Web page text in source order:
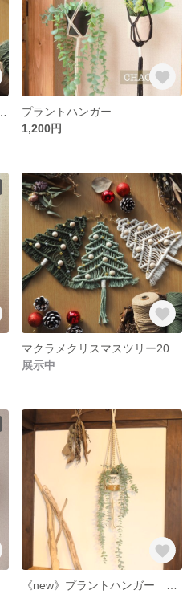
プラントハンガー
1,200円
展示中